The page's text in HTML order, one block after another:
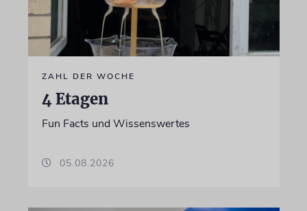
ZAHL DER WOCHE
4 Etagen
Fun Facts und Wissenswertes
05.08.2026